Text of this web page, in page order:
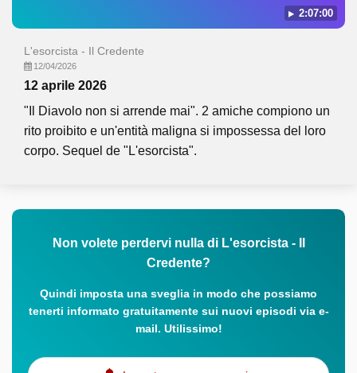
2:07:00
L'esorcista - Il Credente
12/04/2026
12 aprile 2026
"Il Diavolo non si arrende mai". 2 amiche compiono un
rito proibito e un'entità maligna si impossessa del loro
corpo. Sequel de "L'esorcista".
Non volete perdervi nulla di L'esorcista - Il
Credente?
Quindi imposta una sveglia in modo che possiamo
tenerti informato gratuitamente sui nuovi episodi via e-
mail. Utilissimo!